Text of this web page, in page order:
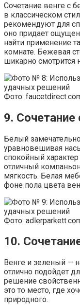
Сочетание венге с
в классическом
рекомендуют для
оно придает
найти применение
комнате. Бежевая
шикарно смотрится
Фото:
9.
Белый
уравновешивая
спокойный
отличный
мягкость. Белая
фоне пола цвета
Фото:
10.
Венге и зеленый —
отлично подойдет
решение
это то место, где
природного.